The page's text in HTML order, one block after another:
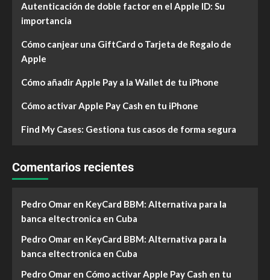
Autenticación de doble factor en el Apple ID: Su
importancia
Cómo canjear una GiftCard o Tarjeta de Regalo de
Apple
Cómo añadir Apple Pay a la Wallet de tu iPhone
Cómo activar Apple Pay Cash en tu iPhone
Find My Cases: Gestiona tus casos de forma segura
Comentarios recientes
Pedro Omar en KeyCard BBM: Alternativa para la
banca eltectronica en Cuba
Pedro Omar en KeyCard BBM: Alternativa para la
banca eltectronica en Cuba
Pedro Omar en Cómo activar Apple Pay Cash en tu